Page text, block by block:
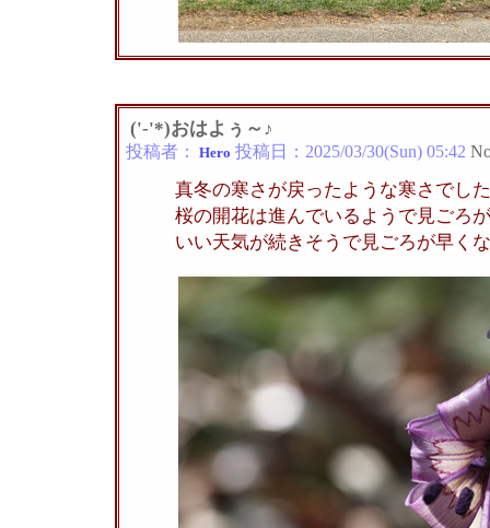
('-'*)おはよぅ～♪
投稿者： Hero 投稿日： 2025/03/30(Sun) 05:42
真冬の寒さが戻ったような寒さでし
桜の開花は進んでいるようで見ごろ
いい天気が続きそうで見ごろが早く